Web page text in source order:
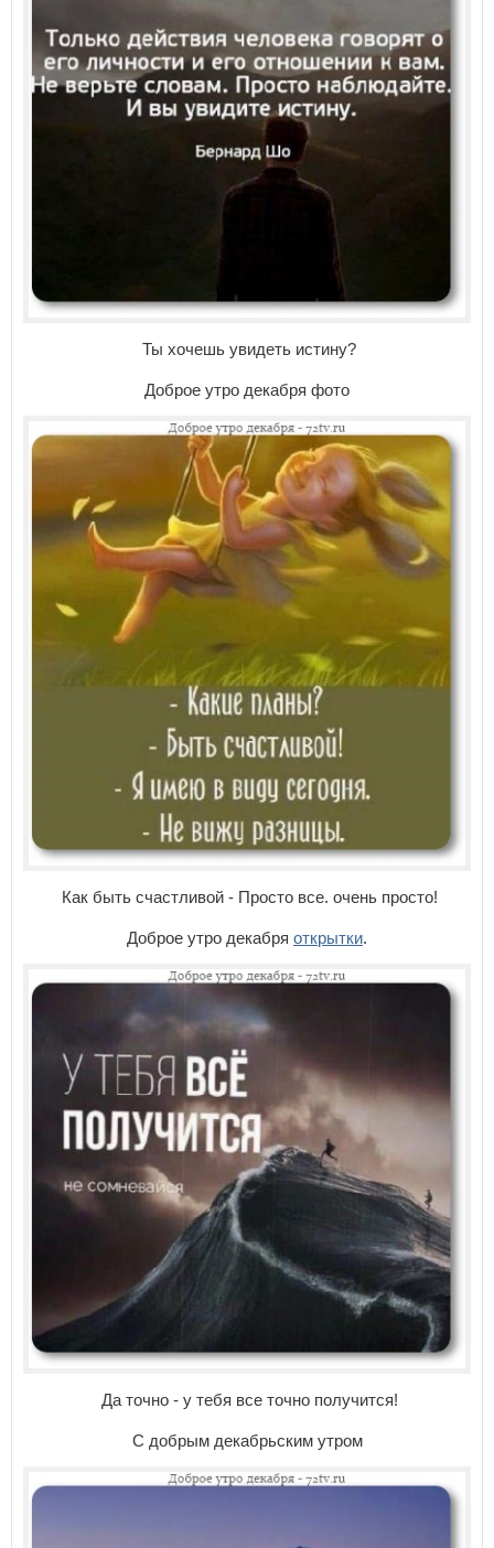
Ты хочешь увидеть истину?
Доброе утро декабря фото
Как быть счастливой - Просто все. очень просто!
Доброе утро декабря открытки.
Да точно - у тебя все точно получится!
С добрым декабрьским утром